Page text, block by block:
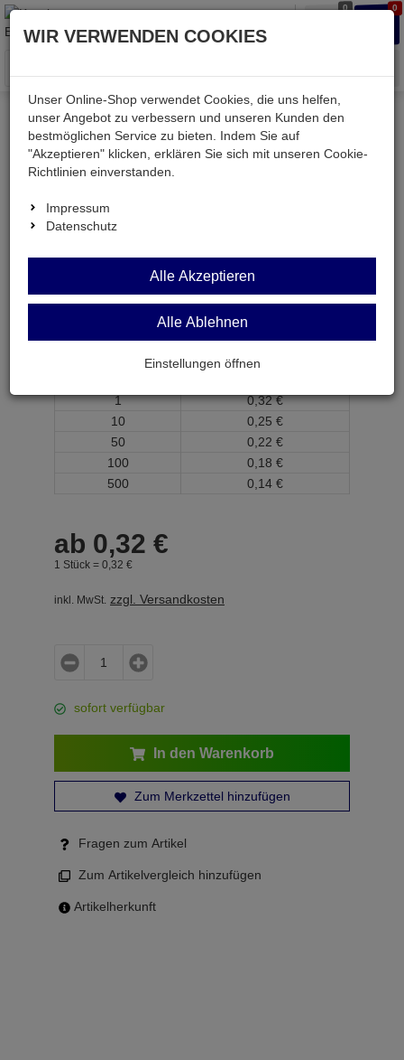
0 0
Menü
Weiter einkaufen Kessler electronic
Bauteile aktiv
MMBT3904-SMD
MMBT3904-SMD
0,2A 0,3W B:30-400 SOT23
Artikel-Nummer:500143;0
1
0,32 €
10
0, 25 €
50
0, 22 €
100
0, 18 €
500
0, 14 €
ab 0,32 €
1 Stück = 0, 32 €
inkl. MwSt. zzgl. Versandkosten
sofort verfügbar
In den Warenkorb
Zum Merkzettel hinzufügen
Fragen zum Artikel
Zum Artikelvergleich hinzufügen
Artikelherkunft
WIR VERWENDEN COOKIES
Unser Online-Shop verwendet Cookies, die uns helfen,
unser Angebot zu verbessern und unseren Kunden den
bestmöglichen Service zu bieten. Indem Sie auf
"Akzeptieren" klicken, erklären Sie sich mit unseren Cookie-
Richtlinien einverstanden.
Impressum
Datenschutz
Alle Akzeptieren
Alle Ablehnen
Einstellungen öffnen